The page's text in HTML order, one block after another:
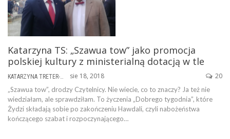
Katarzyna TS: „Szawua tow” jako promocja
polskiej kultury z ministerialną dotacją w tle
sie 18, 2018 20
„Szawua tow”, drodzy Czytelnicy. Nie wiecie, co to znaczy? Ja też nie
wiedziałam, ale sprawdziłam. To życzenia „Dobrego tygodnia”, które
Żydzi składają sobie po zakończeniu Hawdali, czyli nabożeństwa
kończącego szabat i rozpoczynającego…